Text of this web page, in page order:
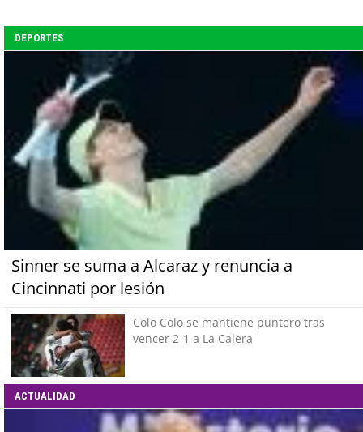
DEPORTES
Sinner se suma a Alcaraz y renuncia a
Cincinnati por lesión
Colo Colo se mantiene puntero tras
vencer 2-1 a La Calera
ACTUALIDAD